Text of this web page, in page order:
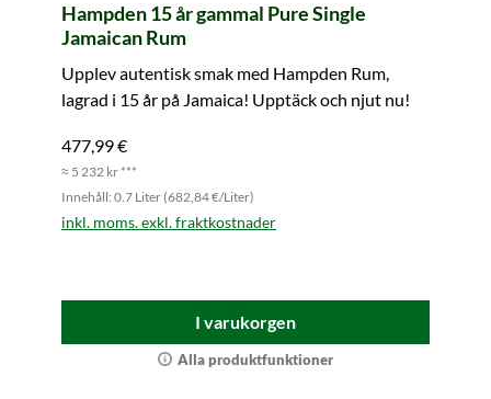
Hampden 15 år gammal Pure Single
Jamaican Rum
Upplev autentisk smak med Hampden Rum,
lagrad i 15 år på Jamaica! Upptäck och njut nu!
477,99 €
≈ 5 232 kr ***
Innehåll: 0.7 Liter (682,84 €/Liter)
inkl. moms. exkl. fraktkostnader
I varukorgen
Alla produktfunktioner